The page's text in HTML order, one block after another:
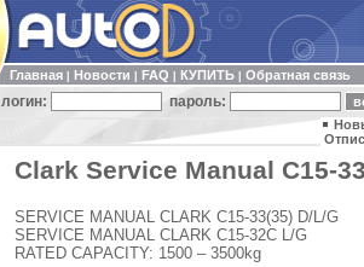
Главная Новости FAQ КУПИТЬ Обратная связь
логин: пароль:
Clark Service Manual C15-
SERVICE MANUAL CLARK C15-33(35) D/L/G
SERVICE MANUAL CLARK C15-32C L/G
RATED CAPACITY: 1500 – 3500kg